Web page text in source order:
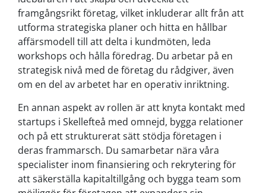
framgångsrikt företag, vilket inkluderar allt från att
utforma strategiska planer och hitta en hållbar
affärsmodell till att delta i kundmöten, leda
workshops och hålla föredrag. Du arbetar på en
strategisk nivå med de företag du rådgiver, även
om en del av arbetet har en operativ inriktning.
En annan aspekt av rollen är att knyta kontakt med
startups i Skellefteå med omnejd, bygga relationer
och på ett strukturerat sätt stödja företagen i
deras frammarsch. Du samarbetar nära våra
specialister inom finansiering och rekrytering för
att säkerställa kapitaltillgång och bygga team som